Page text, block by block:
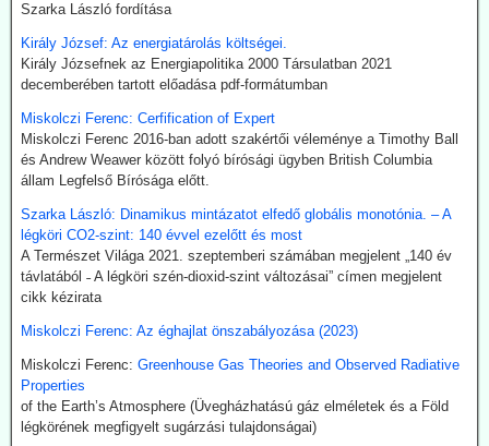
Problémánk avval van, ha a zöldenergiagyártás súlyos állami, értsd
2026.07.21. Uncut-News: Ki hozta a köztudatba a
Google és az egyéb MI által támogatott keresők szerint a
klímavészhelyzet miatti lezárások csupáncsak összeesküvés-
elmélet. Az igazság evvel szemben az, hogy a fogalmat egy, a
WHO megbízásából dolgozó közgazdász alkotta meg 2020
októberében. A támogatók között ott volt a Soros-alapítvány és a
világ legnagyobb vállalatait összefogó World Business Council for
Sustainable Development. Az illető szerint a klímavészhelyzet
miatti lezárások a vörös hús fogyasztásának tilalmát, a személyes
járműhasználat korlátozását, a fosszilis tüzelőanyagok
intézkedéseket jelentenének.
összeesküvés-elmélet terjesztőknek, azaz az információk
kompromisszum nélkül terjesztőinek köszönhető.
2026.07.21. The Sociable: Nemzetközi támogatás
Szarka László fordítása
Király József: Az energiatárolás költségei.
Király Józsefnek az Energiapolitika 2000 Társulatban 2021
decemberében tartott előadása pdf-formátumban
Miskolczi Ferenc: Cerfification of Expert
Miskolczi Ferenc 2016-ban adott szakértői véleménye a Timothy Ball
és Andrew Weawer között folyó bírósági ügyben British Columbia
állam Legfelső Bírósága előtt.
Szarka László: Dinamikus mintázatot elfedő globális monotónia. – A
légköri CO2-szint: 140 évvel ezelőtt és most
A Természet Világa 2021. szeptemberi számában megjelent „140 év
távlatából ˗ A légköri szén-dioxid-szint változásai” címen megjelent
cikk kézirata
Miskolczi Ferenc: Az éghajlat önszabályozása (2023)
Miskolczi Ferenc: Greenhouse Gas Theories and Observed Radiative
Properties
of the Earth’s Atmosphere (Üvegházhatású gáz elméletek és a Föld
légkörének megfigyelt sugárzási tulajdonságai)